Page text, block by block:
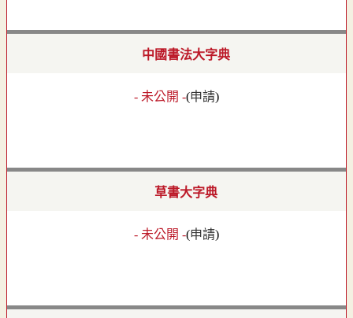
中國書法大字典
- 未公開 -(申請)
草書大字典
- 未公開 -(申請)